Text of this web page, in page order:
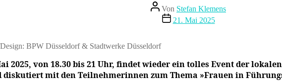
Beitragsautor
Von Stefan Klemens
Beitragsdatum
21. Mai 2025
BPW Düsseldorf & Stadtwerke Düsseldorf
2025, von 18.30 bis 21 Uhr, findet wieder ein tolles Event der
diskutiert mit den Teilnehmerinnen zum Thema »Frauen in